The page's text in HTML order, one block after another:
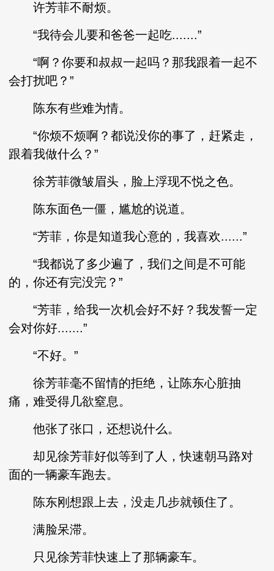
许芳菲不耐烦。
“我待会儿要和爸爸一起吃.......”
“啊？你要和叔叔一起吗？那我跟着一起不
会打扰吧？”
陈东有些难为情。
“你烦不烦啊？都说没你的事了，赶紧走，
跟着我做什么？”
徐芳菲微皱眉头，脸上浮现不悦之色。
陈东面色一僵，尴尬的说道。
“芳菲，你是知道我心意的，我喜欢......”
“我都说了多少遍了，我们之间是不可能
的，你还有完没完？”
“芳菲，给我一次机会好不好？我发誓一定
会对你好.......”
“不好。”
徐芳菲毫不留情的拒绝，让陈东心脏抽
痛，难受得几欲窒息。
他张了张口，还想说什么。
却见徐芳菲好似等到了人，快速朝马路对
面的一辆豪车跑去。
陈东刚想跟上去，没走几步就顿住了。
满脸呆滞。
只见徐芳菲快速上了那辆豪车。